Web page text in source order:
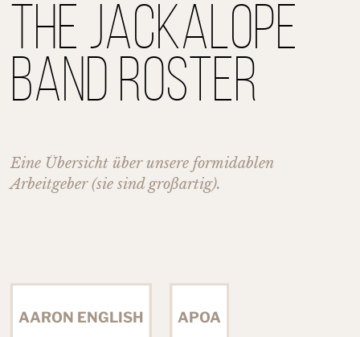
The Jackalope
Band Roster
Eine Übersicht über unsere formidablen
Arbeitgeber (sie sind großartig).
AARON ENGLISH APOA